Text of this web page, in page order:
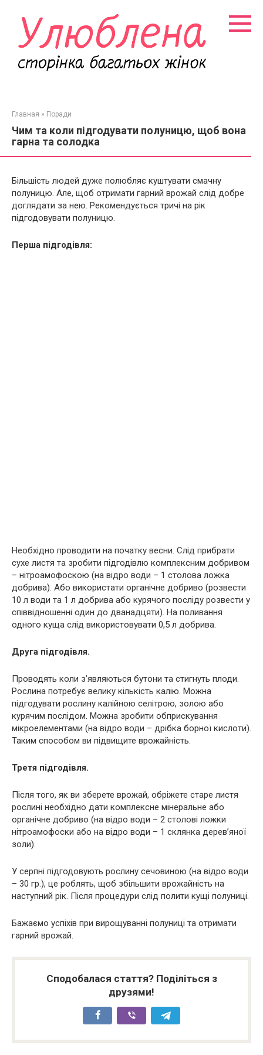
контенту
Главная » Поради
Чим та коли підгодувати полуницю, щоб вона
гарна та солодка
Більшість людей дуже полюбляє куштувати смачну
полуницю. Але, щоб отримати гарний врожай слід добре
доглядати за нею. Рекомендується тричі на рік
підгодовувати полуницю.
Перша підгодівля:
Необхідно проводити на початку весни. Слід прибрати
сухе листя та зробити підгодівлю комплексним добривом
– нітроамофоскою (на відро води – 1 столова ложка
добрива). Або використати органічне добриво (розвести
10 л води та 1 л добрива або курячого посліду розвести у
співвідношенні один до дванадцяти). На поливання
одного куща слід використовувати 0,5 л добрива.
Друга підгодівля.
Проводять коли з’являються бутони та стигнуть плоди.
Рослина потребує велику кількість калію. Можна
підгодувати рослину калійною селітрою, золою або
курячим послідом. Можна зробити обприскування
мікроелементами (на відро води – дрібка борної кислоти).
Таким способом ви підвищите врожайність.
Третя підгодівля.
Після того, як ви зберете врожай, обріжете старе листя
рослині необхідно дати комплексне мінеральне або
органічне добриво (на відро води – 2 столові ложки
нітроамофоски або на відро води – 1 склянка дерев’яної
золи).
У серпні підгодовують рослину сечовиною (на відро води
– 30 гр.), це роблять, щоб збільшити врожайність на
наступний рік. Після процедури слід полити кущі полуниці.
Бажаємо успіхів при вирощуванні полуниці та отримати
гарний врожай.
Сподобалася стаття? Поділіться з
друзями!